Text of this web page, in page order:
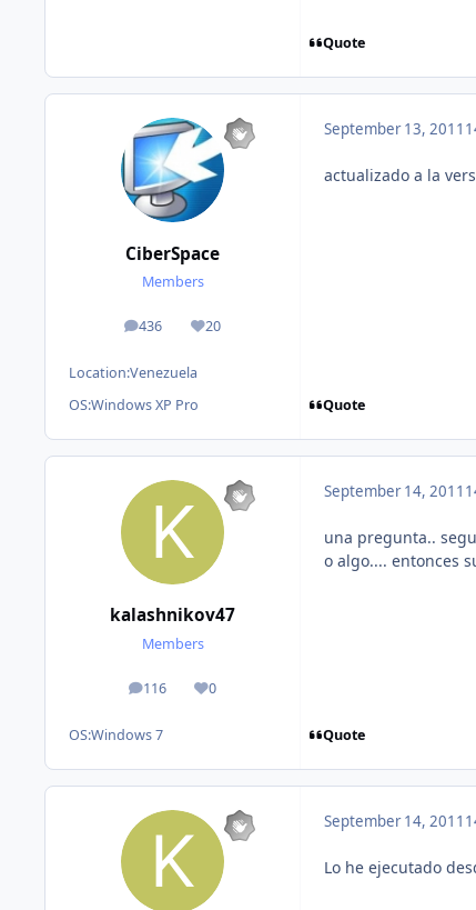
Quote
CiberSpace
Members
436
posts 20
Reputation
Location:Venezuela
OS:Windows XP Pro
September 13, 2011
actualizado a la
Quote
kalashnikov47
Members
116
posts 0
Reputation
OS:Windows 7
September 14, 2011
una pregunta..
o algo.... entonces
Quote
September 14, 2011
Lo he ejecutado